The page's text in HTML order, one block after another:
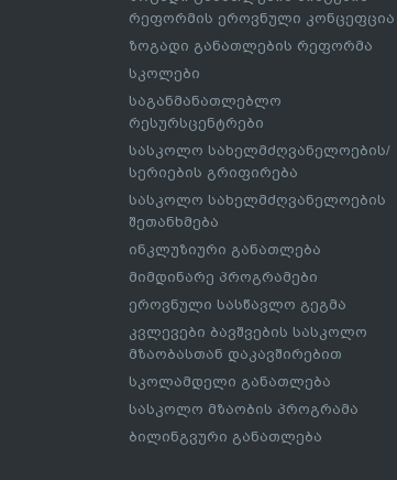
რეფორმის ეროვნული კონცეფცია
ზოგადი განათლების რეფორმა
სკოლები
საგანმანათლებლო
რესურსცენტრები
სასკოლო სახელმძღვანელოების/
სერიების გრიფირება
სასკოლო სახელმძღვანელოების
შეთანხმება
ინკლუზიური განათლება
მიმდინარე პროგრამები
ეროვნული სასწავლო გეგმა
კვლევები ბავშვების სასკოლო
მზაობასთან დაკავშირებით
სკოლამდელი განათლება
სასკოლო მზაობის პროგრამა
ბილინგვური განათლება